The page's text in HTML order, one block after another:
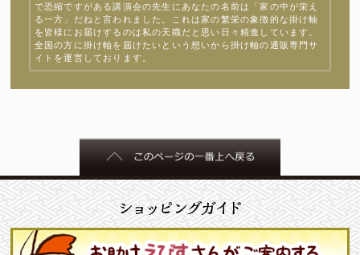
で恐縮ですがある講演会の先生にあなたの名前は「家の中が栄え
る一方」だねと言われました。これは家の繁栄の象徴的な掛け軸
を皆様にお届けするのは私の天職だと思い日々精進しています。
全国の方に掛け軸を届けたいという想いから掛け軸の通販専門サ
イトを運営しております。